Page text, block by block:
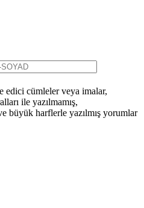
edici cümleler veya imalar,
ile yazılmamış,
büyük harflerle yazılmış yorumlar